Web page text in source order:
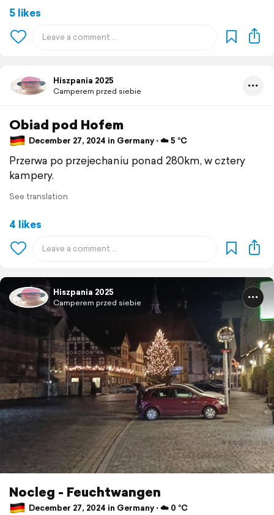
5 likes
Hiszpania 2025
Camperem przed siebie
Obiad pod Hofem
December 27, 2024 in Germany ⋅ ☁️ 5 °C
Przerwa po przejechaniu ponad 280km, w cztery
kampery.
See translation
4 likes
Hiszpania 2025
Camperem przed siebie
Nocleg - Feuchtwangen
December 27, 2024 in Germany ⋅ ☁️ 0 °C